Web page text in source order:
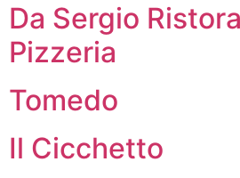
Da Sergio
Pizzeria
Tomedo
Il Cicchetto